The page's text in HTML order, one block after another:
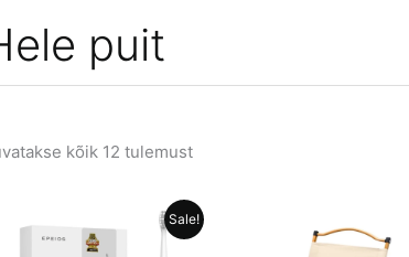
puit
kõik 12 tulemust
Sale!